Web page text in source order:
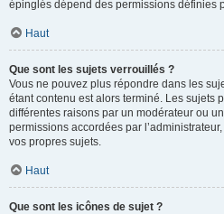
épinglés dépend des permissions définies
Haut
Que sont les sujets verrouillés ?
Vous ne pouvez plus répondre dans les
étant contenu est alors terminé. Les sujets
différentes raisons par un modérateur ou
permissions accordées par
vos propres sujets.
Haut
Que sont les icônes de sujet ?